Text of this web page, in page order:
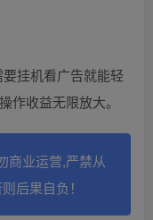
挂机看广告就能轻
作收益无限放大。
商业运营,严禁从
后果自负！